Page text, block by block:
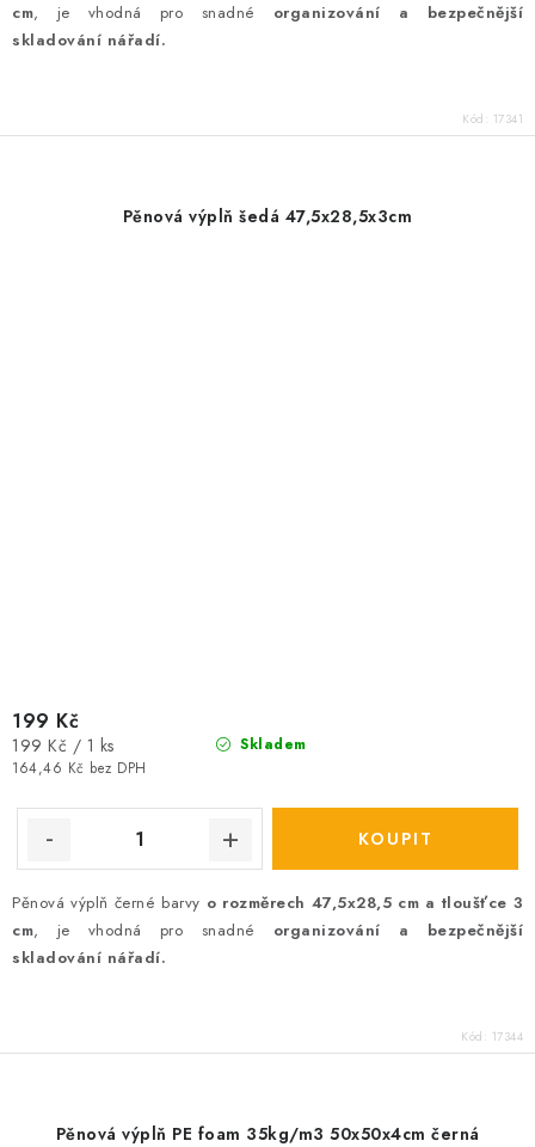
cm, je vhodná pro snadné organizování a bezpečnější
skladování nářadí.
Kód: 17341
Pěnová výplň šedá 47,5x28,5x3cm
Skladem
164,46 Kč bez DPH
199 Kč
Měrná
cena:
199 Kč / 1 ks
Pěnová výplň černé barvy o rozměrech 47,5x28,5 cm a tloušťce 3
cm, je vhodná pro snadné organizování a bezpečnější
skladování nářadí.
Kód: 17344
Pěnová výplň PE foam 35kg/m3 50x50x4cm černá